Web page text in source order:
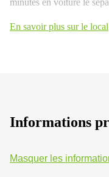
En savoir plus sur le local
Informations
Masquer les